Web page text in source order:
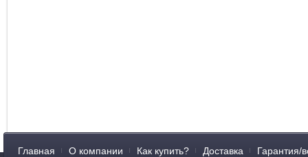
Главная О компании Как купить? Доставка Гарантия/